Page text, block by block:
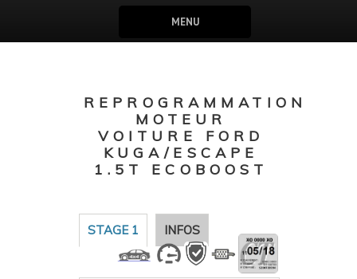
MENU
REPROGRAMMATION
MOTEUR
VOITURE FORD
KUGA/ESCAPE
1.5T ECOBOOST
STAGE 1 INFOS